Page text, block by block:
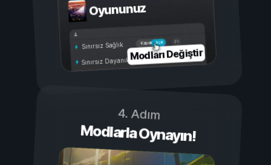
Oyununuz
Açık
Kapalı
Sınırsız Sağlık
Sınırsız DayanıklılıkModları Değiştir
4. Adım
Modlarla Oynayın!